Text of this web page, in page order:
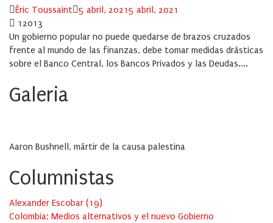
Author
Éric Toussaint Posted
5 abril, 20215 abril, 2021
12013
Un gobierno popular no puede quedarse de brazos cruzados
frente al mundo de las finanzas, debe tomar medidas drásticas
sobre el Banco Central, los Bancos Privados y las Deudas....
Galeria
Aaron Bushnell, mártir de la causa palestina
Columnistas
Alexander Escobar (19)
Colombia: Medios alternativos y el nuevo Gobierno